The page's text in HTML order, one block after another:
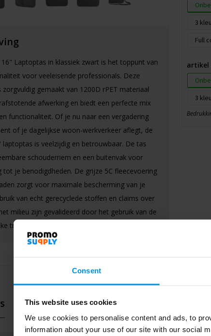
Consent
This website uses cookies
We use cookies to personalise content and ads, to
information about your use of our site with our social
16" Laptoptas in klassiek zwart is het toppunt van
voor veeleisende professionals. Deze
gemaakt van 1200D rPET materiaal
afwerking en biedt een perfecte mix
functionaliteit. Of je nu naar een vergadering
of je dagelijkse woon-werkverkeer aflegt, de
laptoptas is veelzijdig en betrouwbaar. De tas
schouderriem en een buitenvak voor
tot je benodigdheden. De grijze 5C fleecevoering
zorgt voor maximale bescherming van je
van echt gerecyclede stoffen en claims over
milieu zijn gevalideerd door het gebruik van de
tracer en blockchain-technologie.
3
Full
artikel
3